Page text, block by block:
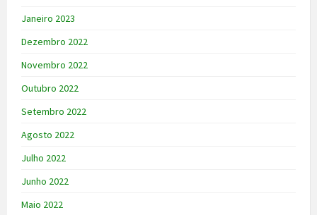
Janeiro 2023
Dezembro 2022
Novembro 2022
Outubro 2022
Setembro 2022
Agosto 2022
Julho 2022
Junho 2022
Maio 2022